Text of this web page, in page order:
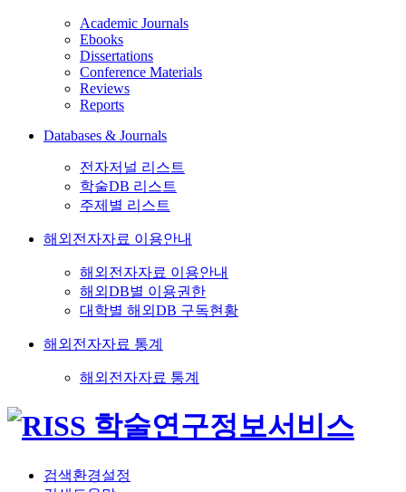
Academic Journals
Ebooks
Dissertations
Conference Materials
Reviews
Reports
Databases & Journals
전자저널 리스트
학술DB 리스트
주제별 리스트
해외전자자료 이용안내
해외전자자료 이용안내
해외DB별 이용권한
대학별 해외DB 구독현황
해외전자자료 통계
해외전자자료 통계
검색환경설정